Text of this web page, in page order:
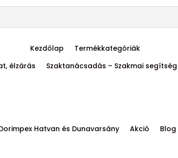
Kezdőlap
Termékkategóriák
élzárás Szaktanácsadás – Szakmai
Hatvan és Dunavarsány Akció Blog